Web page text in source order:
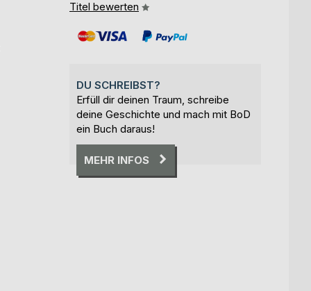
Titel bewerten
DU SCHREIBST?
Erfüll dir deinen Traum, schreibe
deine Geschichte und mach mit BoD
ein Buch daraus!
MEHR INFOS